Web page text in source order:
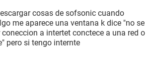
cosas de sofsonic cuando
me aparece una ventana k dice "no se
a intertet conctece a una red o
pero si tengo internte